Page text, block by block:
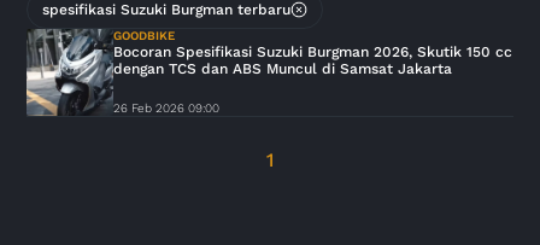
spesifikasi Suzuki Burgman terbaru
GOODBIKE
Bocoran Spesifikasi Suzuki Burgman 2026, Skutik 150 cc
dengan TCS dan ABS Muncul di Samsat Jakarta
26 Feb 2026 09:00
1